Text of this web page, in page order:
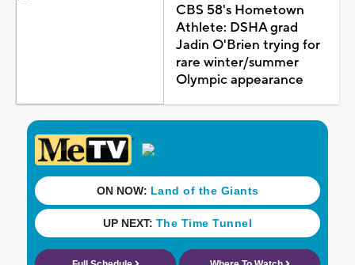
CBS 58's Hometown
Athlete: DSHA grad
Jadin O'Brien trying for
rare winter/summer
Olympic appearance